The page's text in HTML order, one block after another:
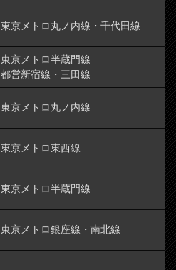
東京メトロ丸ノ内線・千代田線
東京メトロ半蔵門線
都営新宿線・三田線
東京メトロ丸ノ内線
東京メトロ東西線
東京メトロ半蔵門線
東京メトロ銀座線・南北線